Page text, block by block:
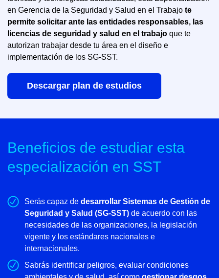
en Gerencia de la Seguridad y Salud en el Trabajo te
permite solicitar ante las entidades responsables, las
licencias de seguridad y salud en el trabajo que te
autorizan trabajar desde tu área en el diseño e
implementación de los SG-SST.
Descargar plan de estudios
Beneficios de estudiar esta
especialización en SST
Serás capaz de desarrollar Sistemas de Gestión de
Seguridad y Salud (SG-SST) de acuerdo con las
necesidades de las organizaciones, la legislación
vigente y los estándares nacionales e
internacionales.
Sabrás identificar peligros, evaluar condiciones